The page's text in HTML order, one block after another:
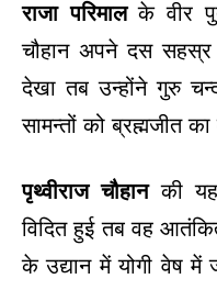
राजा परिमालके वीर
चौहान अपने दस सहस्र
देखा तब उन्होंने गुरु
सामन्तों को ब्रह्मजीत
पृथ्वीराज चौहानकी यह
विदित हुई तब वह
के उद्यान में योगी वेष